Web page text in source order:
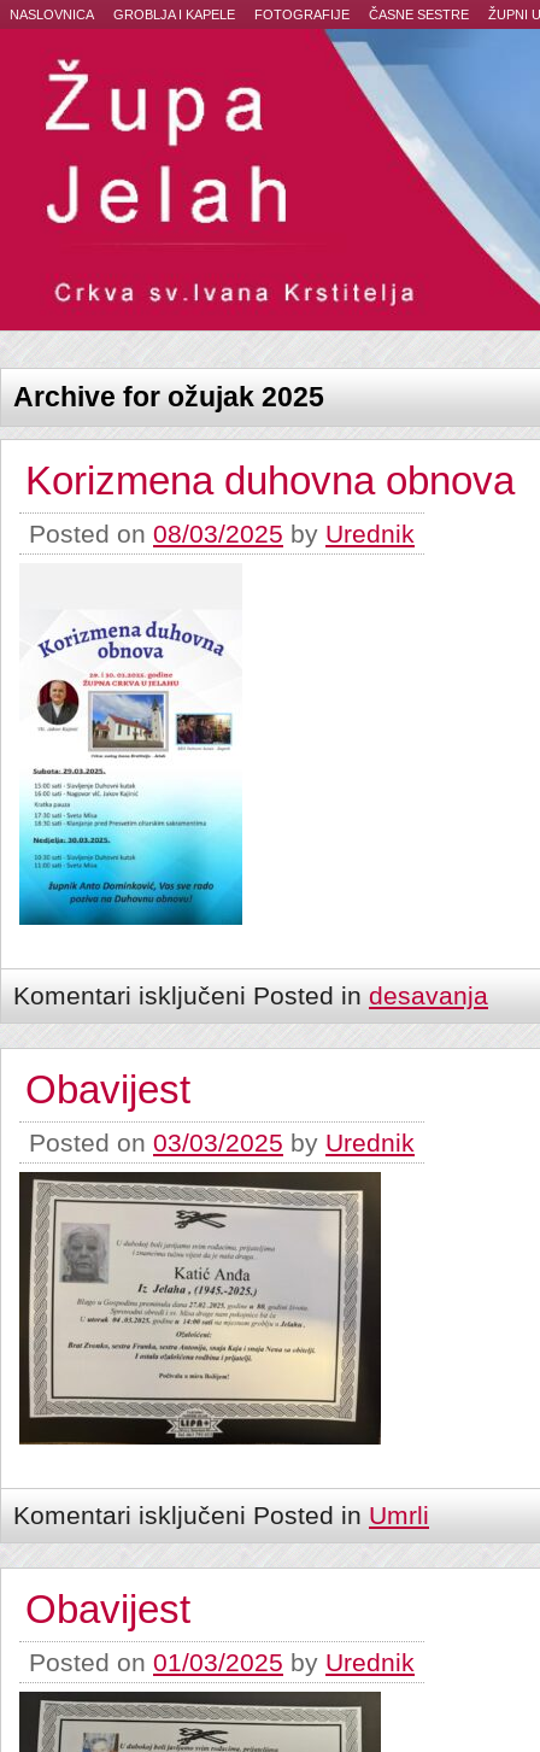
NASLOVNICA GROBLJA I KAPELE FOTOGRAFIJE ČASNE SESTRE ŽUPNI
Archive for ožujak 2025
Korizmena duhovna obnova
Posted on 08/03/2025 by Urednik
Komentari isključeni Posted in desavanja
Obavijest
Posted on 03/03/2025 by Urednik
Komentari isključeni Posted in Umrli
Obavijest
Posted on 01/03/2025 by Urednik